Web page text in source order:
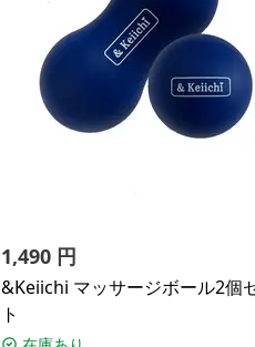
1,490 円
&Keiichi マッサージボール2個
ト